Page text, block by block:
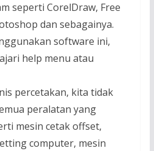
seperti CorelDraw, Free
dan sebagainya.
software ini,
help menu atau
percetakan, kita tidak
peralatan yang
mesin cetak offset,
computer, mesin